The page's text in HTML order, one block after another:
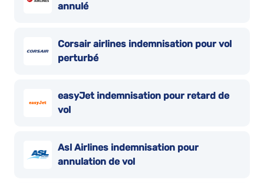
annulé
Corsair airlines indemnisation pour vol
perturbé
easyJet indemnisation pour retard de
vol
Asl Airlines indemnisation pour
annulation de vol